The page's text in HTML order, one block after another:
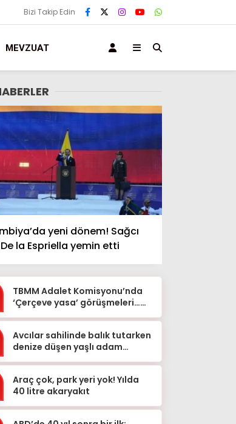
Bizi Takip Edin
MEVZUAT
yeni dönem! Sağcı
la Espriella yemin etti
TBMM Adalet Komisyonu’nda
‘Çerçeve yasa’ görüşmeleri…
Avcılar sahilinde balık tutarken
denize düşen yaşlı adam
Araç çok, park yeri yok! Yılda
40 litre akaryakıt